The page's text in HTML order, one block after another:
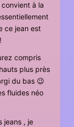
à la
ce jean est
compris
plus près
du bas 😉
fluides néo
jeans , je